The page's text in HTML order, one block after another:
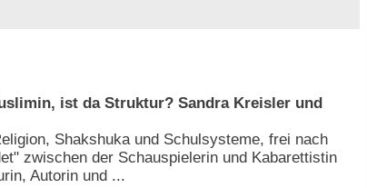
ist da Struktur? Sandra Kreisler und
Shakshuka und Schulsysteme, frei nach
zwischen der Schauspielerin und Kabarettistin
Autorin und ...